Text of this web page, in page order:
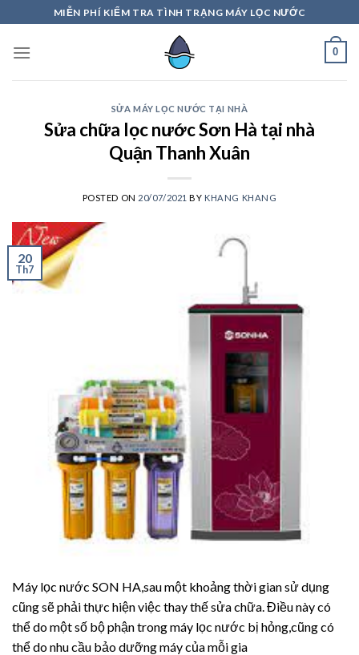
to
content
MIỄN PHÍ KIỂM TRA TÌNH TRẠNG MÁY LỌC NƯỚC
0
SỬA MÁY LỌC NƯỚC TẠI NHÀ
Sửa chữa lọc nước Sơn Hà tại nhà
Quận Thanh Xuân
POSTED ON 20/07/2021 BY KHANG KHANG
20
Th7
Máy lọc nước SON HA,sau một khoảng thời gian sử dụng
cũng sẽ phải thực hiện việc thay thế sửa chữa. Điều này có
thể do một số bộ phận trong máy lọc nước bị hỏng,cũng có
thể do nhu cầu bảo dưỡng máy của mỗi gia